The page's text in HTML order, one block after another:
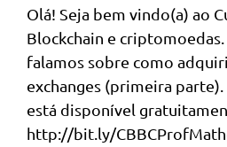
Olá! Seja bem vindo(a) ao
Blockchain e criptomoedas.
falamos sobre como
exchanges (primeira
está disponível
http://bit.ly/